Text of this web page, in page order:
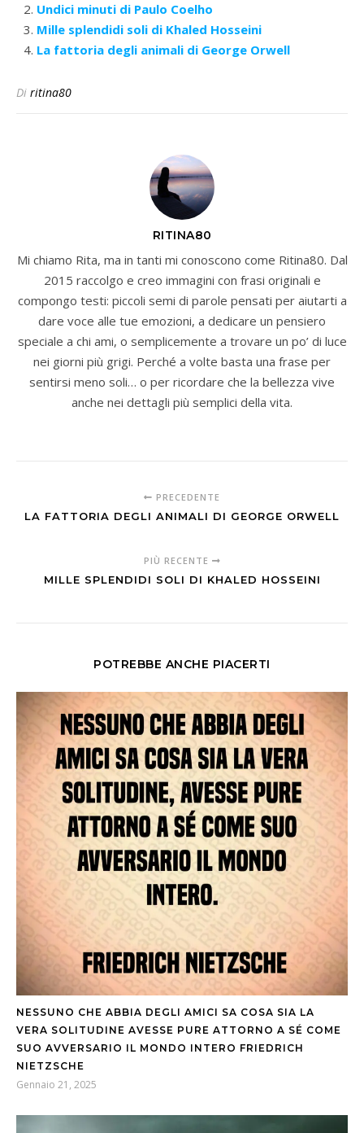
Undici minuti di Paulo Coelho
Mille splendidi soli di Khaled Hosseini
La fattoria degli animali di George Orwell
Di ritina80
RITINA80
Mi chiamo Rita, ma in tanti mi conoscono come Ritina80. Dal
2015 raccolgo e creo immagini con frasi originali e
compongo testi: piccoli semi di parole pensati per aiutarti a
dare voce alle tue emozioni, a dedicare un pensiero
speciale a chi ami, o semplicemente a trovare un po’ di luce
nei giorni più grigi. Perché a volte basta una frase per
sentirsi meno soli… o per ricordare che la bellezza vive
anche nei dettagli più semplici della vita.
PRECEDENTE
LA FATTORIA DEGLI ANIMALI DI GEORGE ORWELL
PIÙ RECENTE
MILLE SPLENDIDI SOLI DI KHALED HOSSEINI
POTREBBE ANCHE PIACERTI
NESSUNO CHE ABBIA DEGLI AMICI SA COSA SIA LA
VERA SOLITUDINE AVESSE PURE ATTORNO A SÉ COME
SUO AVVERSARIO IL MONDO INTERO FRIEDRICH
NIETZSCHE
Gennaio 21, 2025